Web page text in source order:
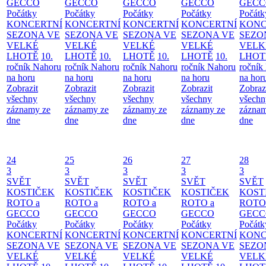
GECCO
Počátky
KONCERTNÍ
SEZONA VE
VELKÉ
LHOTĚ 10.
ročník Nahoru
na horu
Zobrazit
všechny
záznamy ze
dne
GECCO
Počátky
KONCERTNÍ
SEZONA VE
VELKÉ
LHOTĚ 10.
ročník Nahoru
na horu
Zobrazit
všechny
záznamy ze
dne
GECCO
Počátky
KONCERTNÍ
SEZONA VE
VELKÉ
LHOTĚ 10.
ročník Nahoru
na horu
Zobrazit
všechny
záznamy ze
dne
GECCO
Počátky
KONCERTNÍ
SEZONA VE
VELKÉ
LHOTĚ 10.
ročník Nahoru
na horu
Zobrazit
všechny
záznamy ze
dne
ročník
na
dne
24
3
SVĚT
KOSTIČEK
ROTO a
GECCO
Počátky
KONCERTNÍ
SEZONA VE
VELKÉ
25
3
SVĚT
KOSTIČEK
ROTO a
GECCO
Počátky
KONCERTNÍ
SEZONA VE
VELKÉ
26
3
SVĚT
KOSTIČEK
ROTO a
GECCO
Počátky
KONCERTNÍ
SEZONA VE
VELKÉ
27
3
SVĚT
KOSTIČEK
ROTO a
GECCO
Počátky
KONCERTNÍ
SEZONA VE
VELKÉ
28
3
SVĚT